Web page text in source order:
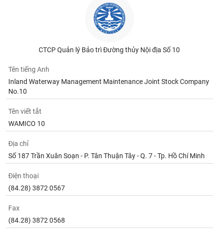
CTCP Quản lý Bảo trì Đường thủy Nội địa Số 10
Tên tiếng Anh
Inland Waterway Management Maintenance Joint Stock Company
No.10
Tên viết tắt
WAMICO 10
Địa chỉ
Số 187 Trần Xuân Soạn - P. Tân Thuận Tây - Q. 7 - Tp. Hồ Chí Minh
Điện thoại
(84.28) 3872 0567
Fax
(84.28) 3872 0568
cụ
đầu
tư
thông
tài
chính
Dữ
liệu